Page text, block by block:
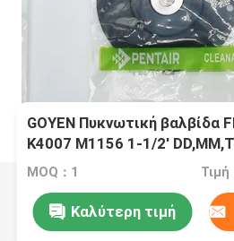
GOYEN Πυκνωτική βαλβίδα
K4007 M1156 1-1/2'
MOQ：1
Καλύτερη τιμή